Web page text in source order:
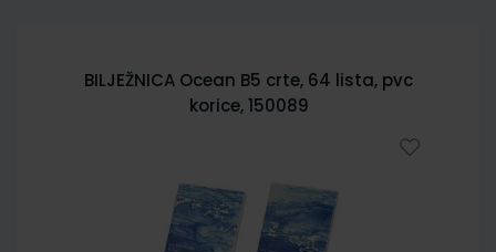
BILJEŽNICA Ocean B5 crte, 64 lista, pvc
korice, 150089